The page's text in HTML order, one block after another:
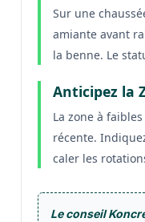
Sur une
amiante avant
la benne. Le
Anticipez la
La zone à
récente.
caler les
Le conseil